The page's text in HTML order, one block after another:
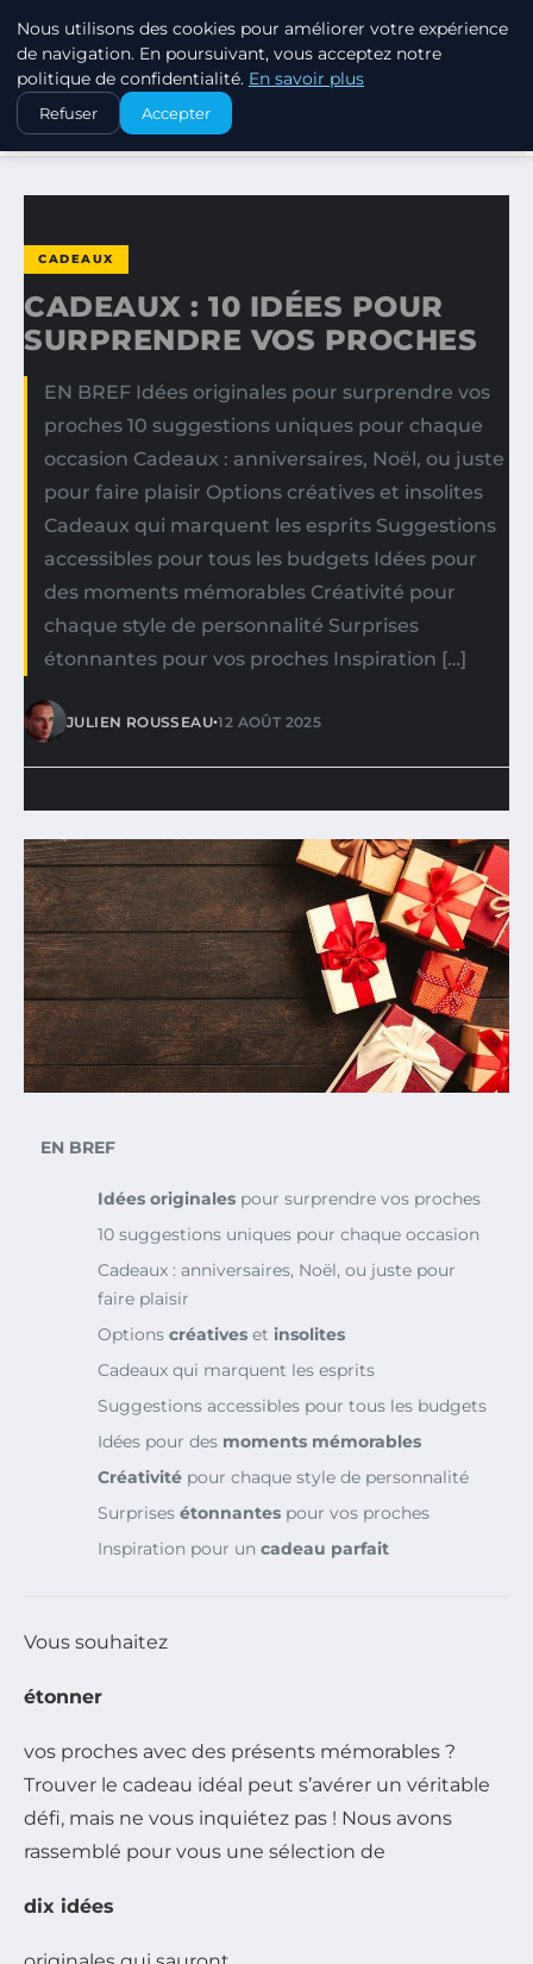
SWISSTALES
ACCUEIL
CADEAUX
CADEAUX : 10 IDÉES POUR SURPRENDRE VOS PROCHES
CADEAUX
CADEAUX : 10 IDÉES POUR
SURPRENDRE VOS PROCHES
EN BREF Idées originales pour surprendre vos
proches 10 suggestions uniques pour chaque
occasion Cadeaux : anniversaires, Noël, ou juste
pour faire plaisir Options créatives et insolites
Cadeaux qui marquent les esprits Suggestions
accessibles pour tous les budgets Idées pour
des moments mémorables Créativité pour
chaque style de personnalité Surprises
étonnantes pour vos proches Inspiration […]
JULIEN ROUSSEAU•12 AOÛT 2025
EN BREF
Idées originales pour surprendre vos proches
10 suggestions uniques pour chaque occasion
Cadeaux : anniversaires, Noël, ou juste pour
faire plaisir
Options créatives et insolites
Cadeaux qui marquent les esprits
Suggestions accessibles pour tous les budgets
Idées pour des moments mémorables
Créativité pour chaque style de personnalité
Surprises étonnantes pour vos proches
Inspiration pour un cadeau parfait
Vous souhaitez
étonner
vos proches avec des présents mémorables ?
Trouver le cadeau idéal peut s’avérer un véritable
défi, mais ne vous inquiétez pas ! Nous avons
rassemblé pour vous une sélection de
dix idées
Nous utilisons des cookies pour améliorer votre expérience
de navigation. En poursuivant, vous acceptez notre
politique de confidentialité. En savoir plus
Refuser Accepter